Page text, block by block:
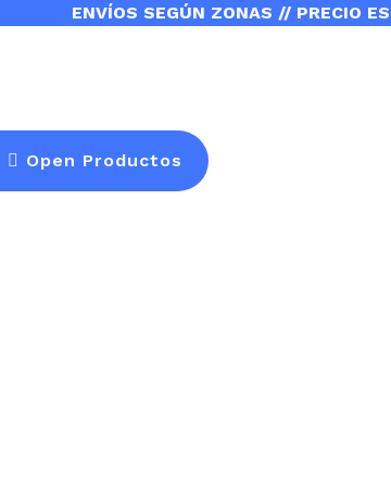
ENVÍOS SEGÚN ZONAS // PRECIO
Open Productos